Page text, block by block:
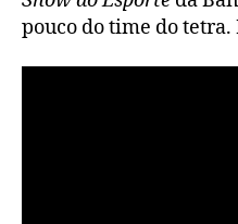
pouco do time do tetra.